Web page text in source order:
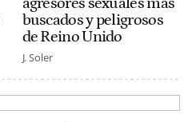
buscados y peligrosos
de Reino Unido
J. Soler